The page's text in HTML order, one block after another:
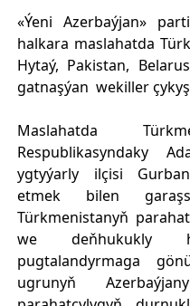
«Ýeni Azerbaýjan»
halkara maslahatda
Hytaý, Pakistan,
gatnaşýan wekiller
Maslahatda
Respublikasyndaky
ygtyýarly ilçisi
etmek bilen
Türkmenistanyň
we deňhukukly
pugtalandyrmaga
ugrunyň